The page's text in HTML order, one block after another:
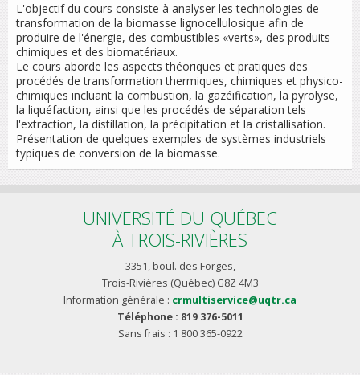
L'objectif du cours consiste à analyser les technologies de
transformation de la biomasse lignocellulosique afin de
produire de l'énergie, des combustibles «verts», des produits
chimiques et des biomatériaux.
Le cours aborde les aspects théoriques et pratiques des
procédés de transformation thermiques, chimiques et physico-
chimiques incluant la combustion, la gazéification, la pyrolyse,
la liquéfaction, ainsi que les procédés de séparation tels
l'extraction, la distillation, la précipitation et la cristallisation.
Présentation de quelques exemples de systèmes industriels
typiques de conversion de la biomasse.
UNIVERSITÉ DU QUÉBEC
À TROIS-RIVIÈRES
3351, boul. des Forges,
Trois-Rivières (Québec) G8Z 4M3
Information générale : crmultiservice@uqtr.ca
Téléphone : 819 376-5011
Sans frais : 1 800 365-0922